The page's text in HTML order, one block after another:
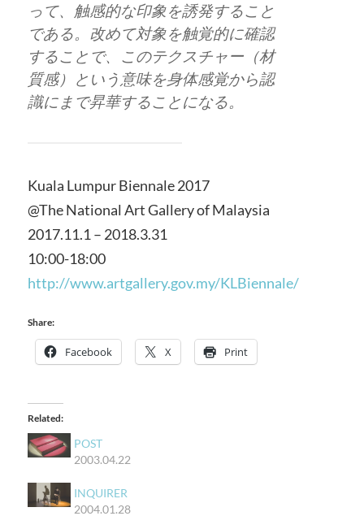
って、触感的な印象を誘発すること
である。改めて対象を触覚的に確認
することで、このテクスチャー（材
質感）という意味を身体感覚から認
識にまで昇華することになる。
Kuala Lumpur Biennale 2017
@The National Art Gallery of Malaysia
2017.11.1 – 2018.3.31
10:00-18:00
http://www.artgallery.gov.my/KLBiennale/
Share:
Facebook X Print
Related:
POST
2003.04.22
INQUIRER
2004.01.28